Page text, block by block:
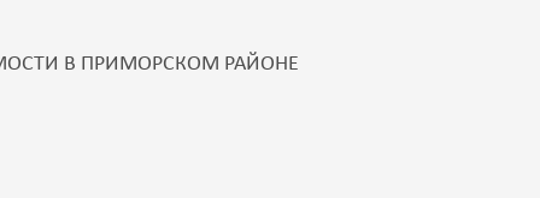
В ПРИМОРСКОМ РАЙОНЕ